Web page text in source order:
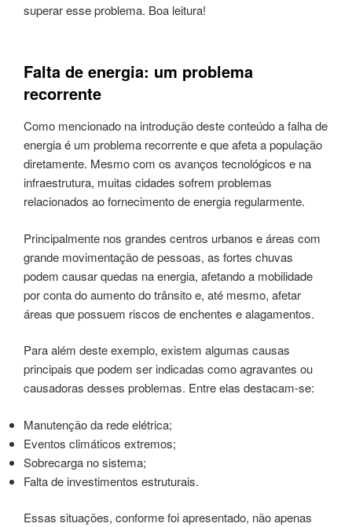
superar esse problema. Boa leitura!
Falta de energia: um problema
recorrente
Como mencionado na introdução deste conteúdo a falha de
energia é um problema recorrente e que afeta a população
diretamente. Mesmo com os avanços tecnológicos e na
infraestrutura, muitas cidades sofrem problemas
relacionados ao fornecimento de energia regularmente.
Principalmente nos grandes centros urbanos e áreas com
grande movimentação de pessoas, as fortes chuvas
podem causar quedas na energia, afetando a mobilidade
por conta do aumento do trânsito e, até mesmo, afetar
áreas que possuem riscos de enchentes e alagamentos.
Para além deste exemplo, existem algumas causas
principais que podem ser indicadas como agravantes ou
causadoras desses problemas. Entre elas destacam-se:
Manutenção da rede elétrica;
Eventos climáticos extremos;
Sobrecarga no sistema;
Falta de investimentos estruturais.
Essas situações, conforme foi apresentado, não apenas